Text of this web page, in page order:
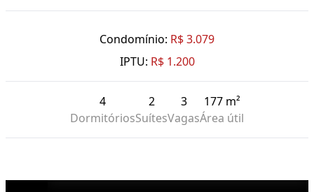
Condomínio: R$ 3.079
IPTU: R$ 1.200
4
Dormitórios
2
Suítes
3
Vagas
177 m²
Área útil